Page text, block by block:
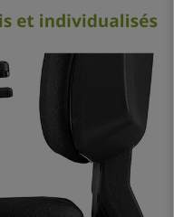
l’assise et le dossier de
de fixer les deux parties sur
dossier et les accoudoirs
la position la plus adéquate
et les éléments de
cette chaise d’être
adaptée
8 heures/jour , parfaite pour